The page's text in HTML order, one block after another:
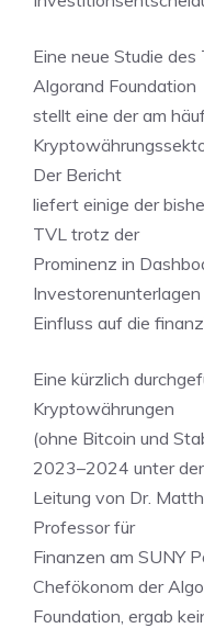
Eine neue Studie
Algorand Foundation
stellt eine der am
Der Bericht
liefert einige der
TVL trotz der
Prominenz in
Investorenunterlagen
Einfluss auf die
Eine kürzlich
Kryptowährungen
(ohne Bitcoin und
2023–2024 unter der
Leitung von Dr.
Professor für
Finanzen am SUNY
Chefökonom der
Foundation, ergab